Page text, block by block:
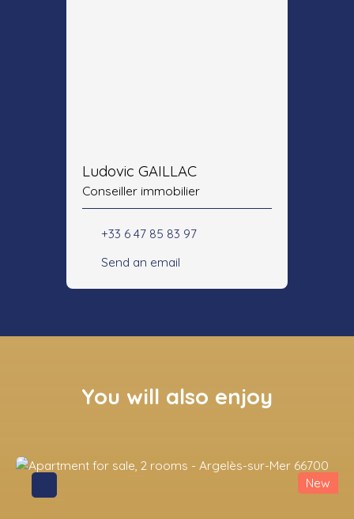
Ludovic GAILLAC
Conseiller immobilier
+33 6 47 85 83 97
Send an email
You will also enjoy
New